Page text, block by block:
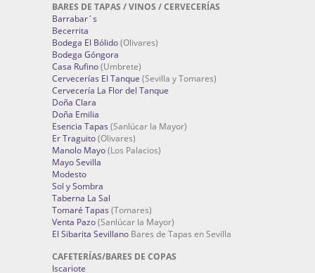
BARES DE TAPAS / VINOS / CERVECERÍAS
Barrabar´s
Becerrita
Bodega El Bólido(Olivares)
Bodega Góngora
Casa Rufino(Umbrete)
Cervecerías El Tanque (Sevilla y Tomares)
Cervecería La Flor del Tanque
Doña Clara
Doña Emilia
Esencia Tapas (Sanlúcar la Mayor)
Er Traguito(Olivares)
Manolo Mayo(Los Palacios)
Mayo Sevilla
Modesto
Sol y Sombra
Taberna La Sal
Tomaré Tapas (Tomares)
Venta Pazo(Sanlúcar la Mayor)
El Sibarita Sevillano Bares de Tapas en Sevilla
CAFETERÍAS/BARES DE COPAS
Iscariote